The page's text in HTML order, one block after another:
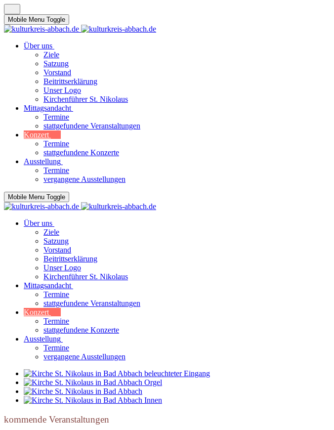
Mobile Menu Toggle
Über uns
Ziele
Satzung
Vorstand
Beitrittserklärung
Unser Logo
Kirchenführer St. Nikolaus
Mittagsandacht
Termine
stattgefundene Veranstaltungen
Konzert
Termine
stattgefundene Konzerte
Ausstellung
Termine
vergangene Ausstellungen
Mobile Menu Toggle
Über uns
Ziele
Satzung
Vorstand
Beitrittserklärung
Unser Logo
Kirchenführer St. Nikolaus
Mittagsandacht
Termine
stattgefundene Veranstaltungen
Konzert
Termine
stattgefundene Konzerte
Ausstellung
Termine
vergangene Ausstellungen
kommende Veranstaltungen